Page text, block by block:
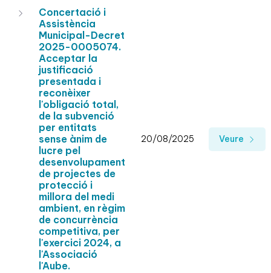
Concertació i
Assistència
Municipal-Decret
2025-0005074.
Acceptar la
justificació
presentada i
reconèixer
l'obligació total,
de la subvenció
per entitats
sense ànim de
lucre pel
desenvolupament
de projectes de
protecció i
millora del medi
ambient, en règim
de concurrència
competitiva, per
l'exercici 2024, a
l'Associació
l'Aube.
20/08/2025 Veure